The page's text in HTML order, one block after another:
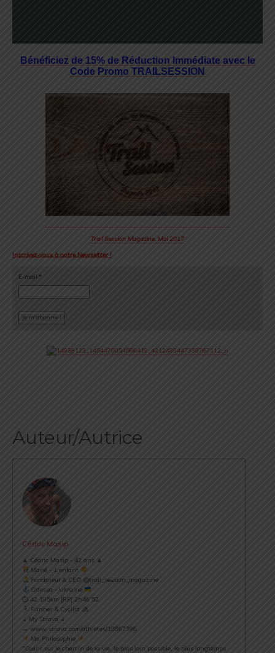
Bénéficiez de 15% de Réduction Immédiate avec le
Code Promo TRAILSESSION
Trail Session Magazine, Mai 2017
Inscrivez-vous à notre Newsletter !
E-mail *
Auteur/Autrice
Cédric Masip
▲ Cédric Masip - 42 ans ▲
Marié - 1 enfant
Fondateur & CEO @trail_session_magazine
Odessa - Ukraine
⏱ 42.195km [RP] 2h46’52
Runner & Cyclist
⇣ My Strava ⇣
→ www.strava.com/athletes/18867396
Ma Philosophie
"Courir sur le chemin de la vie, le plus loin possible, le plus longtemps